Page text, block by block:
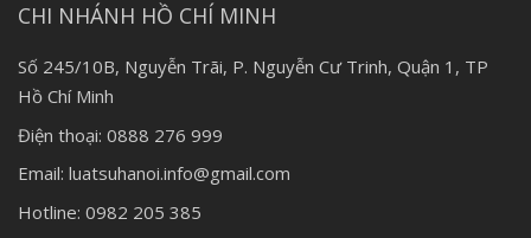
CHI NHÁNH HỒ CHÍ MINH
Số 245/10B, Nguyễn Trãi, P. Nguyễn Cư Trinh, Quận 1, TP
Hồ Chí Minh
Điện thoại: 0888 276 999
Email: luatsuhanoi.info@gmail.com
Hotline: 0982 205 385